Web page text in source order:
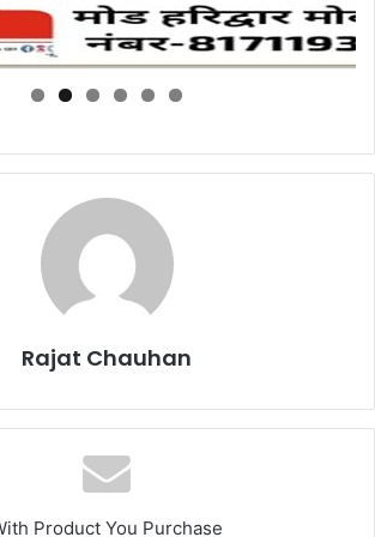
Rajat Chauhan
Product You Purchase